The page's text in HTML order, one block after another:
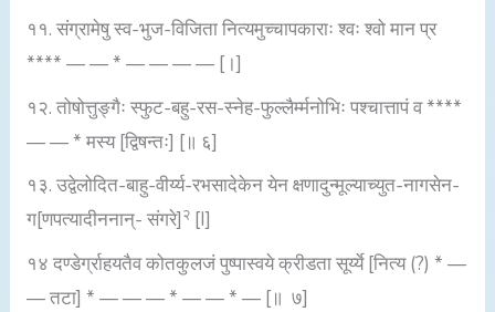
११. संग्रामेषु स्व-भुज-विजिता नित्यमुच्चापकाराः श्वः श्वो मान प्र
**** — — * — — — — [।]
१२. तोषोत्तुङ्गैः स्फुट-बहु-रस-स्नेह-फुल्लैर्म्मनोभिः पश्चात्तापं व ****
— — * मस्य [द्विषन्तः] [॥ ६]
१३. उद्वेलोदित-बाहु-वीर्य्य-रभसादेकेन येन क्षणादुन्मूल्याच्युत-नागसेन-
ग[णपत्यादीननान्- संगरे]२ [I]
१४ दण्डेर्ग्राहयतैव कोतकुलजं पुष्पास्वये क्रीडता सूर्य्ये [नित्य (?) * —
— तटा] * — — — * — — * — [॥ ७]